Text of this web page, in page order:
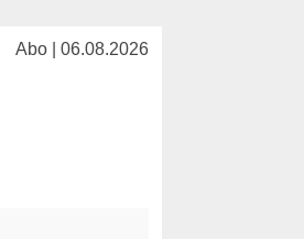
Abo | 06.08.2026